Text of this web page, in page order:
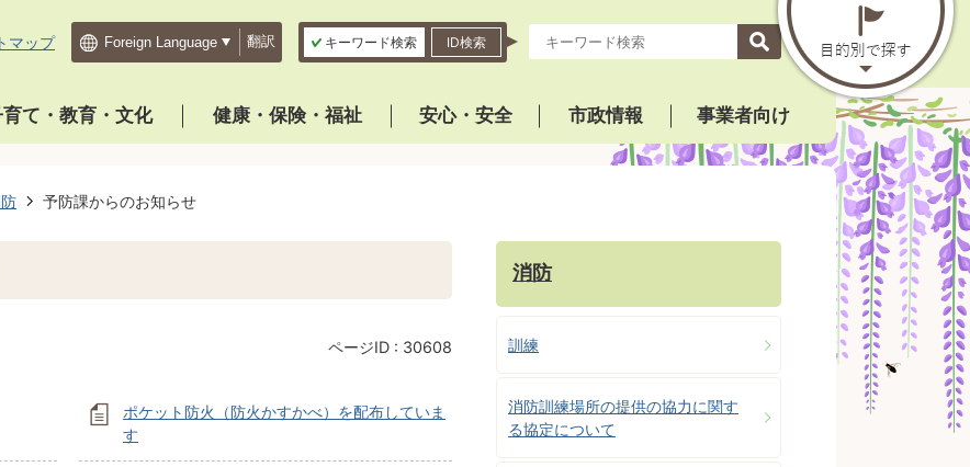
マップ 翻訳 キーワード検索 ID検索
て・教育・文化 健康・保険・福祉 安心・安全 市政情報 事業者向け
予防課からのお知らせ
ページID : 30608
ポケット防火（防火かすかべ）を配布していま
す
消防
訓練
消防訓練場所の提供の協力に関す
る協定について